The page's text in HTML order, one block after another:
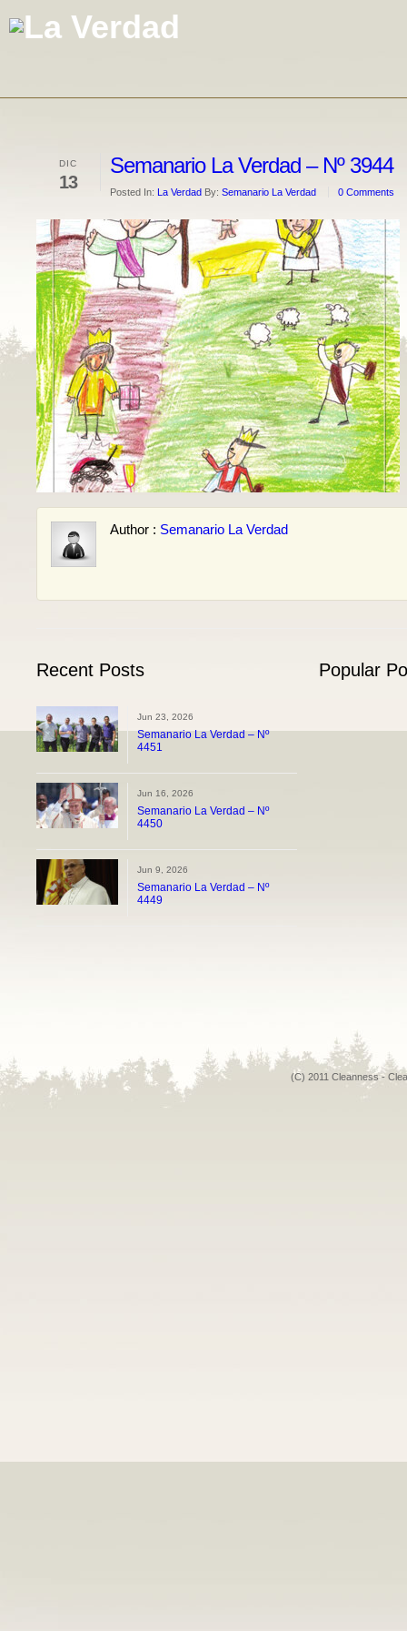
DIC
13
Semanario La Verdad – Nº 3944
Posted In: La Verdad By: Semanario La Verdad 0 Comments
Author : Semanario La Verdad
Recent Posts
Jun 23, 2026
Semanario La Verdad – Nº
4451
Jun 16, 2026
Semanario La Verdad – Nº
4450
Jun 9, 2026
Semanario La Verdad – Nº
4449
Popular
(C) 2011 Cleanness -